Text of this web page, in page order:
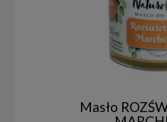
Masło